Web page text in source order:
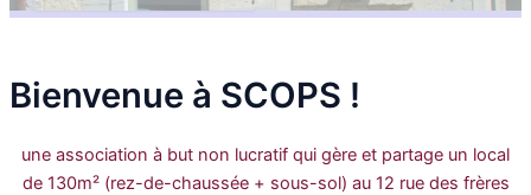
Bienvenue à SCOPS !
une association à but non lucratif qui gère et partage un local
de 130m² (rez-de-chaussée + sous-sol) au 12 rue des frères